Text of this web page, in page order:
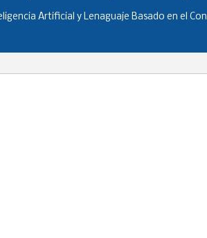
Artificial y Lenaguaje Basado en el